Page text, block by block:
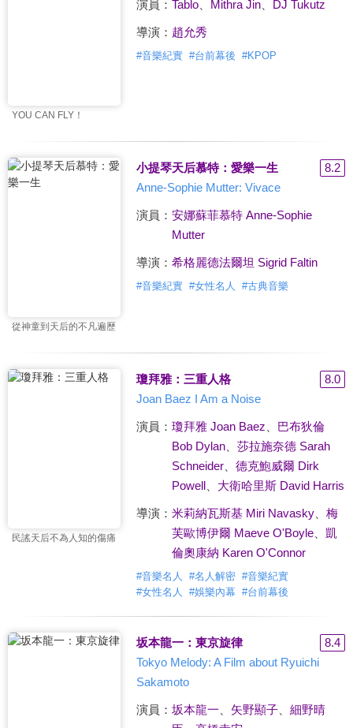
YOU CAN FLY！
演員： Tablo、 Mithra Jin、 DJ Tukutz
導演： 趙允秀
#音樂紀實 #台前幕後 #KPOP
從神童到天后的不凡遍歷
小提琴天后慕特：愛樂一生
8.2
Anne-Sophie Mutter: Vivace
演員： 安娜蘇菲慕特 Anne-Sophie
Mutter
導演： 希格麗德法爾坦 Sigrid Faltin
#音樂紀實 #女性名人 #古典音樂
民謠天后不為人知的傷痛
瓊拜雅：三重人格
8.0
Joan Baez I Am a Noise
演員： 瓊拜雅 Joan Baez
巴布狄倫
Bob Dylan、 莎拉施奈德 Sarah
Schneider、 德克鮑威爾 Dirk
Powell、 大衛哈里斯 David Harris
導演： 米莉納瓦斯基 Miri Navasky、 梅
芙歐博伊爾 Maeve O'Boyle、 凱
倫奧康納 Karen O'Connor
#音樂名人 #名人解密 #音樂紀實
#女性名人 #娛樂內幕 #台前幕後
坂本龍一：東京旋律
8.4
Tokyo Melody: A Film about Ryuichi
Sakamoto
演員： 坂本龍一 矢野顯子、 細野晴